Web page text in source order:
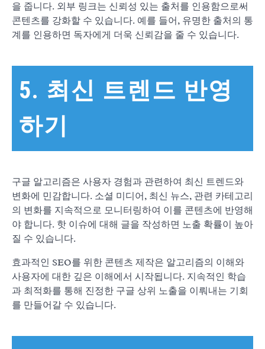
을 줍니다. 외부 링크는 신뢰성 있는 출처를 인용함으로써
콘텐츠를 강화할 수 있습니다. 예를 들어, 유명한 출처의 통
계를 인용하면 독자에게 더욱 신뢰감을 줄 수 있습니다.
5. 최신 트렌드 반영
하기
구글 알고리즘은 사용자 경험과 관련하여 최신 트렌드와
변화에 민감합니다. 소셜 미디어, 최신 뉴스, 관련 카테고리
의 변화를 지속적으로 모니터링하여 이를 콘텐츠에 반영해
야 합니다. 핫 이슈에 대해 글을 작성하면 노출 확률이 높아
질 수 있습니다.
효과적인 SEO를 위한 콘텐츠 제작은 알고리즘의 이해와
사용자에 대한 깊은 이해에서 시작됩니다. 지속적인 학습
과 최적화를 통해 진정한 구글 상위 노출을 이뤄내는 기회
를 만들어갈 수 있습니다.